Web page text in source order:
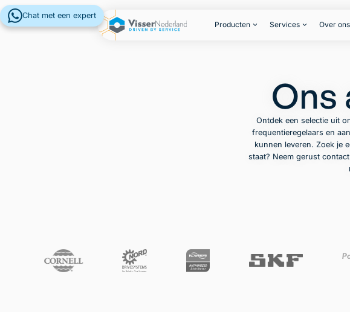
Producten Services Over ons
Ons
Ontdek een selectie uit
frequentieregelaars en
kunnen leveren. Zoek je
staat? Neem gerust
Chat met een expert